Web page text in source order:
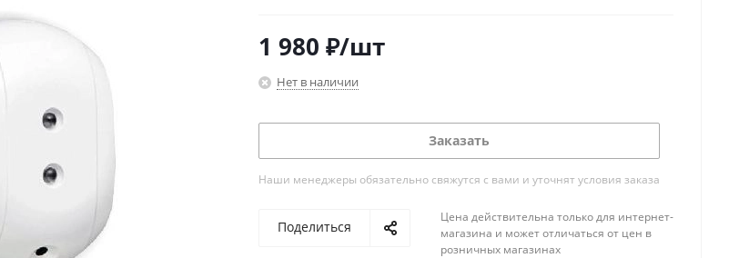
микропроцессорный
- Дальность - 6 м
- Напряжение питания 7,5-15В
- Температурный диапазон -10°С...+45°С
1 980 ₽/шт
Нет в наличии
Заказать
Наши менеджеры обязательно свяжутся с вами и уточнят условия заказа
Поделиться
Цена действительна только для интернет-
магазина и может отличаться от цен в
розничных магазинах